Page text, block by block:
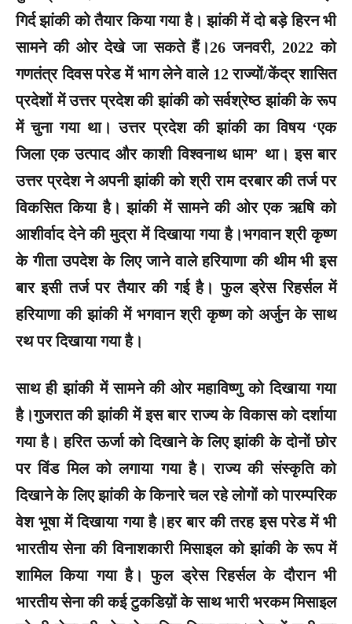
गिर्द झांकी को तैयार किया गया है। झांकी में दो बड़े हिरन भी
सामने की ओर देखे जा सकते हैं।26 जनवरी, 2022 को
गणतंत्र दिवस परेड में भाग लेने वाले 12 राज्यों/केंद्र शासित
प्रदेशों में उत्तर प्रदेश की झांकी को सर्वश्रेष्ठ झांकी के रूप
में चुना गया था। उत्तर प्रदेश की झांकी का विषय ‘एक
जिला एक उत्पाद और काशी विश्वनाथ धाम’ था। इस बार
उत्तर प्रदेश ने अपनी झांकी को श्री राम दरबार की तर्ज पर
विकसित किया है। झांकी में सामने की ओर एक ऋषि को
आशीर्वाद देने की मुद्रा में दिखाया गया है।भगवान श्री कृष्ण
के गीता उपदेश के लिए जाने वाले हरियाणा की थीम भी इस
बार इसी तर्ज पर तैयार की गई है। फुल ड्रेस रिहर्सल में
हरियाणा की झांकी में भगवान श्री कृष्ण को अर्जुन के साथ
रथ पर दिखाया गया है।
साथ ही झांकी में सामने की ओर महाविष्णु को दिखाया गया
है।गुजरात की झांकी में इस बार राज्य के विकास को दर्शाया
गया है। हरित ऊर्जा को दिखाने के लिए झांकी के दोनों छोर
पर विंड मिल को लगाया गया है। राज्य की संस्कृति को
दिखाने के लिए झांकी के किनारे चल रहे लोगों को पारम्परिक
वेश भूषा में दिखाया गया है।हर बार की तरह इस परेड में भी
भारतीय सेना की विनाशकारी मिसाइल को झांकी के रूप में
शामिल किया गया है। फुल ड्रेस रिहर्सल के दौरान भी
भारतीय सेना की कई टुकडिय़ों के साथ भारी भरकम मिसाइल